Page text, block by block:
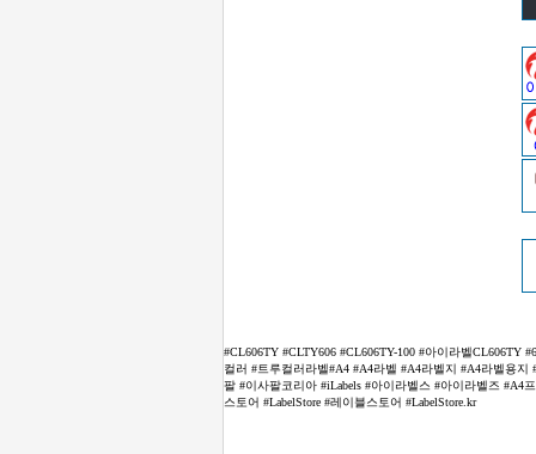
#CL606TY #CLTY606 #CL606TY-100 #아이라벨
컬러 #트루컬러라벨#A4 #A4라벨 #A4라벨지 #A4라벨용
팔 #이사팔코리아 #iLabels #아이라벨스 #아이라벨즈 #A4
스토어 #LabelStore #레이블스토어 #LabelStore.kr